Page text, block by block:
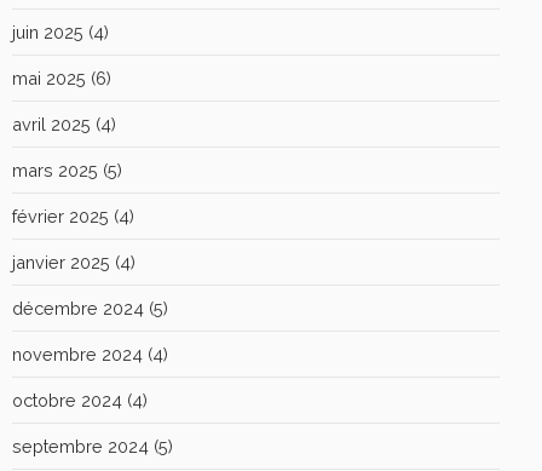
juin 2025 (4)
mai 2025 (6)
avril 2025 (4)
mars 2025 (5)
février 2025 (4)
janvier 2025 (4)
décembre 2024 (5)
novembre 2024 (4)
octobre 2024 (4)
septembre 2024 (5)